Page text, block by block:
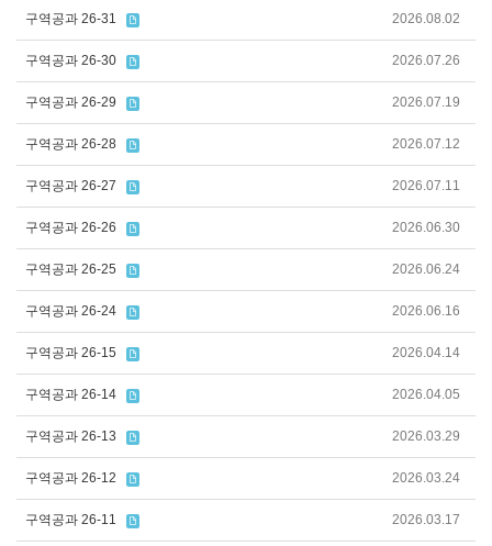
구역공과 26-31 2026.08.02
구역공과 26-30 2026.07.26
구역공과 26-29 2026.07.19
구역공과 26-28 2026.07.12
구역공과 26-27 2026.07.11
구역공과 26-26 2026.06.30
구역공과 26-25 2026.06.24
구역공과 26-24 2026.06.16
구역공과 26-15 2026.04.14
구역공과 26-14 2026.04.05
구역공과 26-13 2026.03.29
구역공과 26-12 2026.03.24
구역공과 26-11 2026.03.17